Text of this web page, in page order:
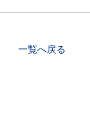
一覧へ戻る